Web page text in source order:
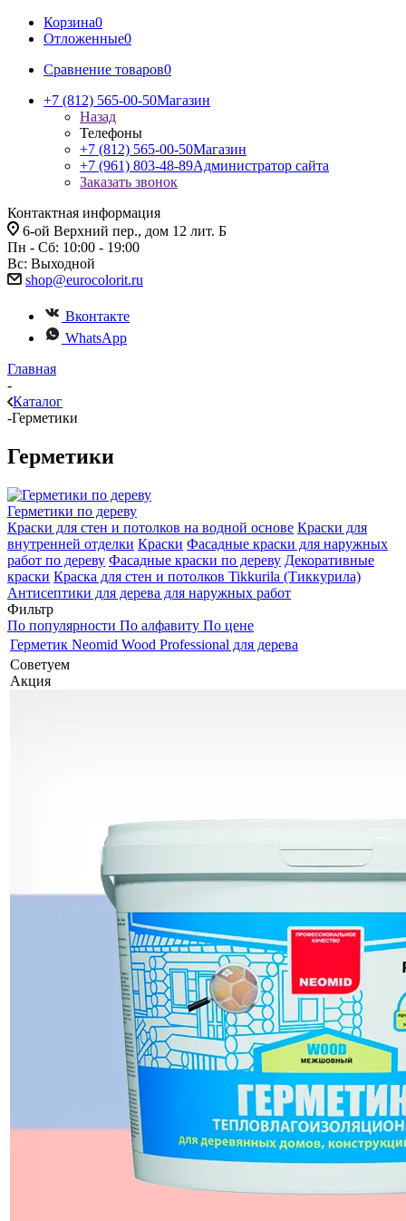
Корзина0
Отложенные0
Сравнение товаров0
+7 (812) 565-00-50Магазин
Назад
Телефоны
+7 (812) 565-00-50Магазин
+7 (961) 803-48-89Администратор сайта
Заказать звонок
Контактная информация
6-ой Верхний пер., дом 12 лит. Б
Пн - Сб: 10:00 - 19:00
Вс: Выходной
shop@eurocolorit.ru
Вконтакте
WhatsApp
Главная
-
Каталог
-Герметики
Герметики
Герметики по дереву
Краски для стен и потолков на водной основе Краски для
внутренней отделки Краски Фасадные краски для наружных
работ по дереву Фасадные краски по дереву Декоративные
краски Краска для стен и потолков Tikkurila (Тиккурила)
Антисептики для дерева для наружных работ
Фильтр
По популярности По алфавиту По цене
Герметик Neomid Wood Professional для дерева
Советуем
Акция